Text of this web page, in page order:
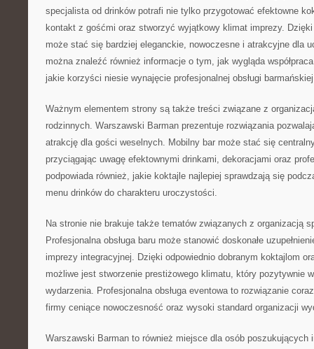
specjalista od drinków potrafi nie tylko przygotować efektowne
kontakt z gośćmi oraz stworzyć wyjątkowy klimat imprezy.
może stać się bardziej eleganckie, nowoczesne i atrakcyjne dla
można znaleźć również informacje o tym, jak wygląda
jakie korzyści niesie wynajęcie profesjonalnej obsługi
Ważnym elementem strony są także treści związane z
rodzinnych. Warszawski Barman prezentuje rozwiązania
atrakcję dla gości weselnych. Mobilny bar może stać się
przyciągając uwagę efektownymi drinkami, dekoracjami oraz
podpowiada również, jakie koktajle najlepiej sprawdzają się
menu drinków do charakteru uroczystości.
Na stronie nie brakuje także tematów związanych z organizacją
Profesjonalna obsługa baru może stanowić doskonałe
imprezy integracyjnej. Dzięki odpowiednio dobranym koktajlom
możliwe jest stworzenie prestiżowego klimatu, który pozytywnie
wydarzenia. Profesjonalna obsługa eventowa to rozwiązanie
firmy ceniące nowoczesność oraz wysoki standard organizacji
Warszawski Barman to również miejsce dla osób poszukujących